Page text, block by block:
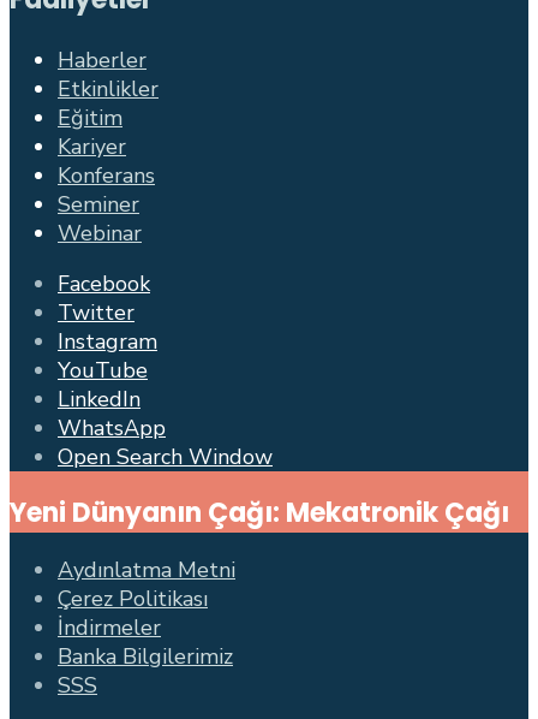
Haberler
Etkinlikler
Eğitim
Kariyer
Konferans
Seminer
Webinar
Facebook
Twitter
Instagram
YouTube
LinkedIn
WhatsApp
Open Search Window
Yeni Dünyanın Çağı: Mekatronik Çağı
Aydınlatma Metni
Çerez Politikası
İndirmeler
Banka Bilgilerimiz
SSS